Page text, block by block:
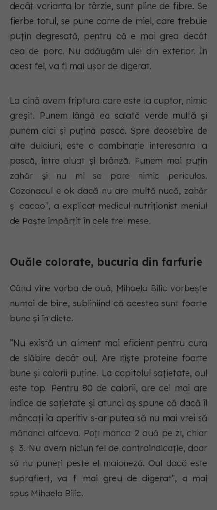
decât varianta lor târzie, sunt pline de fibre. Se
fierbe totul, se pune carne de miel, care trebuie
puțin degresată, pentru că e mai grea decât
cea de porc. Nu adăugăm ulei din exterior. În
acest fel, va fi mai ușor de digerat.
La cină avem friptura care este la cuptor, nimic
greșit. Punem lângă ea salată verde multă și
punem aici și puțină pască. Spre deosebire de
alte dulciuri, este o combinație interesantă la
pască, între aluat și brânză. Punem mai puțin
zahăr și nu mi se pare nimic periculos.
Cozonacul e ok dacă nu are multă nucă, zahăr
și cacao”, a explicat medicul nutriționist meniul
de Paște împărțit în cele trei mese.
Ouăle colorate, bucuria din farfurie
Când vine vorba de ouă, Mihaela Bilic vorbește
numai de bine, subliniind că acestea sunt foarte
bune și în diete.
”Nu există un aliment mai eficient pentru cura
de slăbire decât oul. Are niște proteine foarte
bune și calorii puține. La capitolul sațietate, oul
este top. Pentru 80 de calorii, are cel mai are
indice de sațietate și atunci aș spune că dacă îl
mâncați la aperitiv s-ar putea să nu mai vrei să
mănânci altceva. Poți mânca 2 ouă pe zi, chiar
și 3. Nu avem niciun fel de contraindicație, doar
să nu puneți peste el maioneză. Oul dacă este
suprafiert, va fi mai greu de digerat”, a mai
spus Mihaela Bilic.